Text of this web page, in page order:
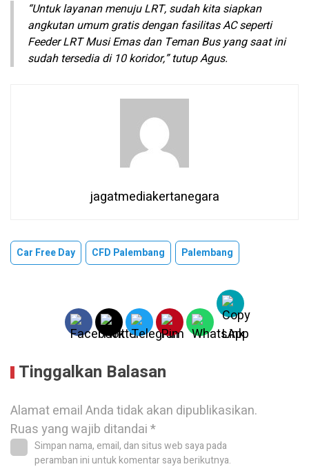
“Untuk layanan menuju LRT, sudah kita siapkan
angkutan umum gratis dengan fasilitas AC seperti
Feeder LRT Musi Emas dan Teman Bus yang saat ini
sudah tersedia di 10 koridor,” tutup Agus.
jagatmediakertanegara
Car Free Day CFD Palembang Palembang
Tinggalkan Balasan
Alamat email Anda tidak akan dipublikasikan.
Ruas yang wajib ditandai*
Simpan nama, email, dan situs web saya pada
peramban ini untuk komentar saya berikutnya.